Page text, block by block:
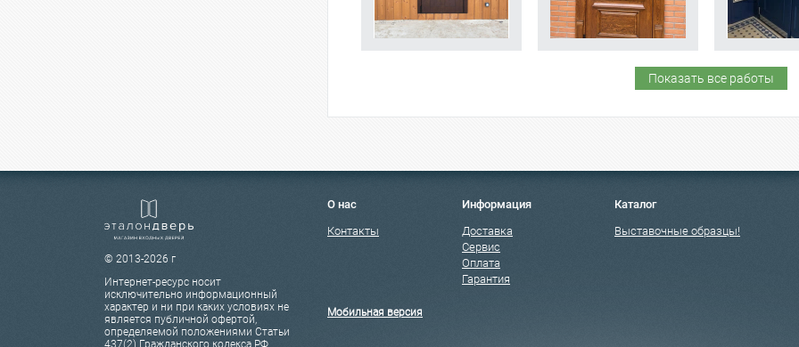
Показать все работы
© 2013-2026 г
Интернет-ресурс носит
исключительно информационный
характер и ни при каких условиях не
является публичной офертой,
определяемой положениями Статьи
437(2) Гражданского кодекса РФ.
О нас
Контакты
Информация
Доставка
Сервис
Оплата
Гарантия
Каталог
Выставочные образцы!
Мобильная версия